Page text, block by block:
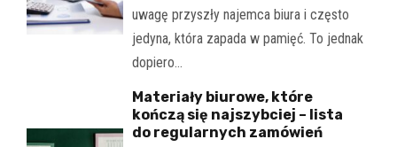
uwagę przyszły najemca biura i często
jedyna, która zapada w pamięć. To jednak
dopiero…
Materiały biurowe, które
kończą się najszybciej – lista
do regularnych zamówień